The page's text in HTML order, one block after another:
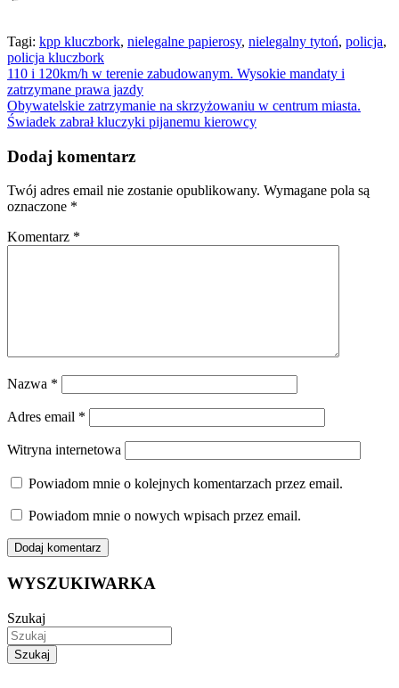
Tagi: kpp kluczbork, nielegalne papierosy, nielegalny tytoń, policja,
policja kluczbork
Nawigacja
wpisu
110 i 120km/h w terenie zabudowanym. Wysokie mandaty i
zatrzymane prawa jazdy
Obywatelskie zatrzymanie na skrzyżowaniu w centrum miasta.
Świadek zabrał kluczyki pijanemu kierowcy
Dodaj komentarz
Twój adres email nie zostanie opublikowany. Wymagane pola są
oznaczone *
Komentarz *
Nazwa *
Adres email *
Witryna internetowa
Powiadom mnie o kolejnych komentarzach przez email.
Powiadom mnie o nowych wpisach przez email.
WYSZUKIWARKA
Szukaj
Szukaj